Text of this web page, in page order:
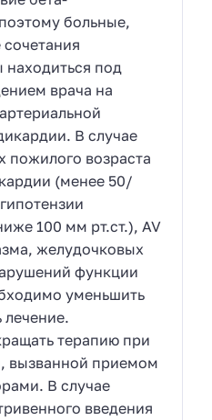
больные,
под
врача на
В случае
пожилого возраста
(менее 50/
100 мм рт.ст.), AV
желудочковых
функции
уменьшить
лечение.
терапию при
вызванной приемом
В случае
введения